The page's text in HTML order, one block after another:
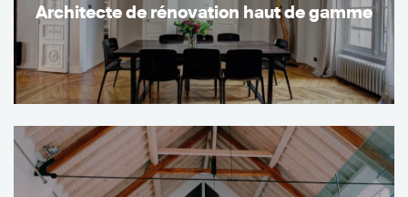
Architecte de rénovation haut de gamme